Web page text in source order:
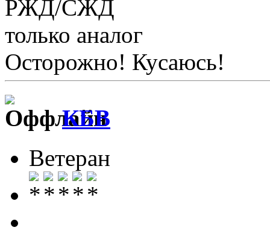
РЖД/СЖД
только аналог
Осторожно! Кусаюсь!
КБВ
Ветеран